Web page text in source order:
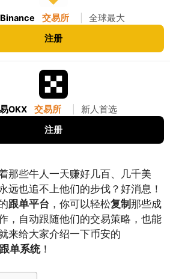
交易所 全球最大
注册
OKX 交易所 新人首选
注册
那些牛人一天赚好几百、几千美
远也追不上他们的步伐？好消息！
跟单平台 ，你可以轻松复制 那些成
，自动跟随他们的交易策略，也能
来给大家介绍一下币安的
单系统！